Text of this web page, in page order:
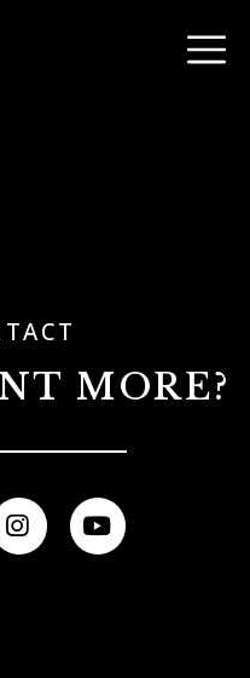
MORE?